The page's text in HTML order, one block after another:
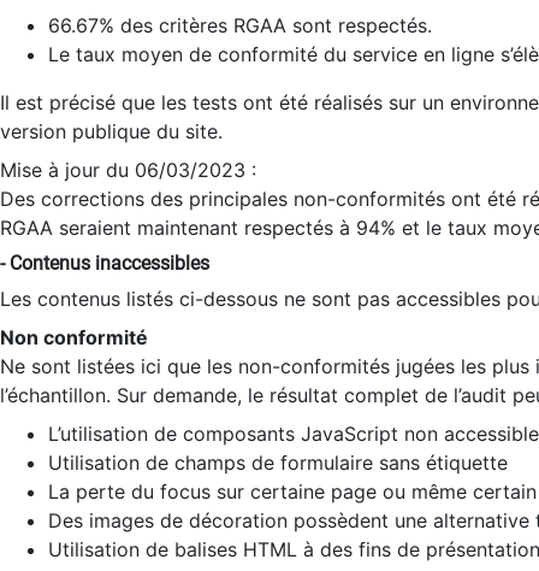
66.67% des critères RGAA sont respectés.
Le taux moyen de conformité du service en ligne
Il est précisé que les tests ont été réalisés sur un
version publique du site.
Mise à jour du 06/03/2023 :
Des corrections des principales non-conformités ont été
RGAA seraient maintenant respectés à 94% et le taux
- Contenus inaccessibles
Les contenus listés ci-dessous ne sont pas accessibles
Non conformité
Ne sont listées ici que les non-conformités jugées les
l’échantillon. Sur demande, le résultat complet de l’audit
L’utilisation de composants JavaScript non
Utilisation de champs de formulaire sans étiquette
La perte du focus sur certaine page ou même
Des images de décoration possèdent une alternative
Utilisation de balises HTML à des fins de